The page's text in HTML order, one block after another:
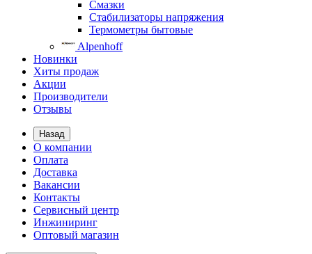
Смазки
Стабилизаторы напряжения
Термометры бытовые
Alpenhoff
Новинки
Хиты продаж
Акции
Производители
Отзывы
Назад
О компании
Оплата
Доставка
Вакансии
Контакты
Сервисный центр
Инжиниринг
Оптовый магазин